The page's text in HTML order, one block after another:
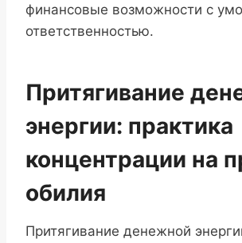
финансовые возможности с
ответственностью.
Притягивание
энергии: практика
концентрации на
обилия
Притягивание денежной